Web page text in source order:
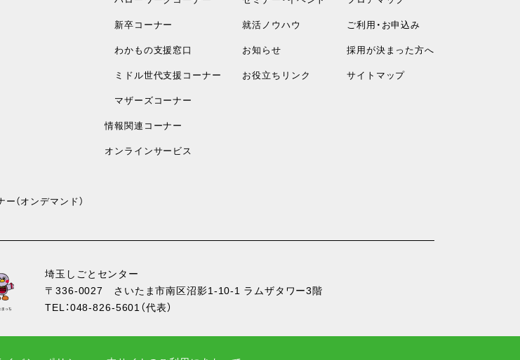
（オンデマンド）
新卒コーナー
わかもの支援窓口
ミドル世代支援コーナー
マザーズコーナー
情報関連コーナー
オンラインサービス
就活ノウハウ
お知らせ
お役立ちリンク
ご利用・お申込み
採用が決まった方へ
サイトマップ
埼玉しごとセンター
〒336-0027 さいたま市南区沼影1-10-1 ラムザタワー3階
TEL：048-826-5601（代表）